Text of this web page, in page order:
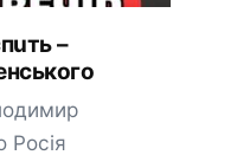
–
Pоcія